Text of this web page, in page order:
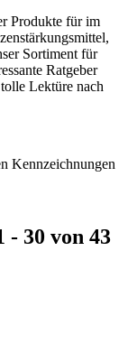
Produkte für im
Sortiment für
Ratgeber
Lektüre nach
Kennzeichnungen
- 30 von 43